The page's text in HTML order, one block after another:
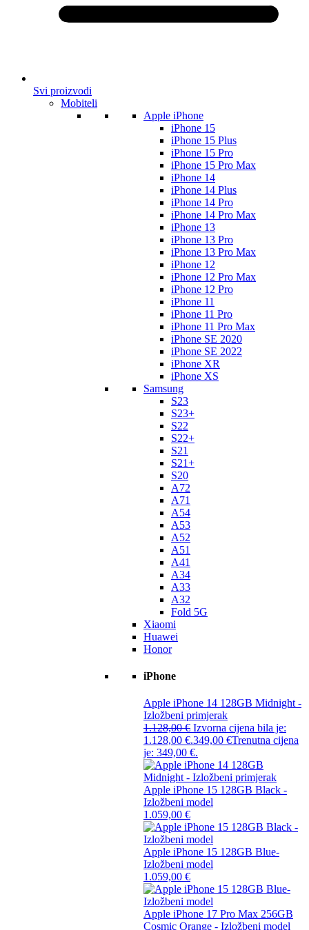
Svi proizvodi
Mobiteli
Apple iPhone
iPhone 15
iPhone 15 Plus
iPhone 15 Pro
iPhone 15 Pro Max
iPhone 14
iPhone 14 Plus
iPhone 14 Pro
iPhone 14 Pro Max
iPhone 13
iPhone 13 Pro
iPhone 13 Pro Max
iPhone 12
iPhone 12 Pro Max
iPhone 12 Pro
iPhone 11
iPhone 11 Pro
iPhone 11 Pro Max
iPhone SE 2020
iPhone SE 2022
iPhone XR
iPhone XS
Samsung
S23
S23+
S22
S22+
S21
S21+
S20
A72
A71
A54
A53
A52
A51
A41
A34
A33
A32
Fold 5G
Xiaomi
Huawei
Honor
iPhone
Apple iPhone 14 128GB Midnight -
Izložbeni primjerak
1.128,00€ Izvorna cijena bila je:
1.128,00 €.349,00 €Trenutna cijena
je: 349,00 €.
Apple iPhone 15 128GB Black -
Izložbeni model
1.059,00 €
Apple iPhone 15 128GB Blue-
Izložbeni model
1.059,00 €
Apple iPhone 17 Pro Max 256GB
Cosmic Orange - Izložbeni model